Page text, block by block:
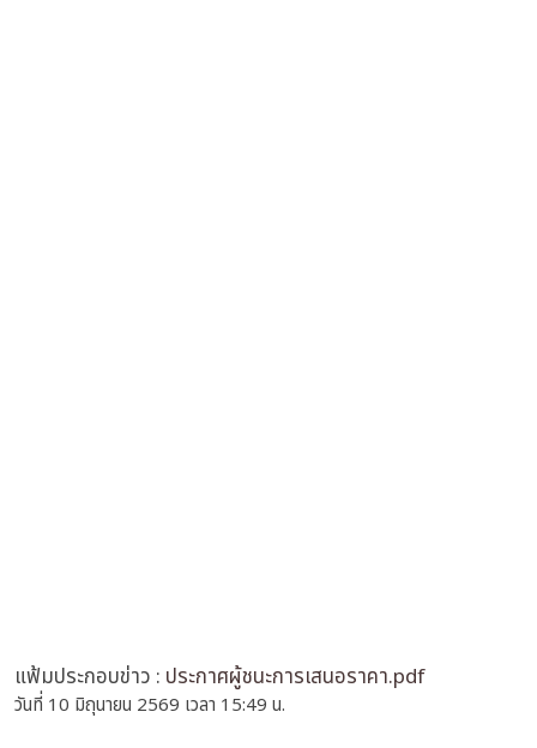
แฟ้มประกอบข่าว : ประกาศผู้ชนะการเสนอราคา.pdf
วันที่ 10 มิถุนายน 2569 เวลา 15:49 น.